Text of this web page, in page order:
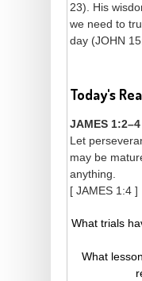
23). His
we need to
day (JOHN
Today's
JAMES 1:2–4
Let
may be
anything.
[ JAMES 1:4 ]
What trials
What